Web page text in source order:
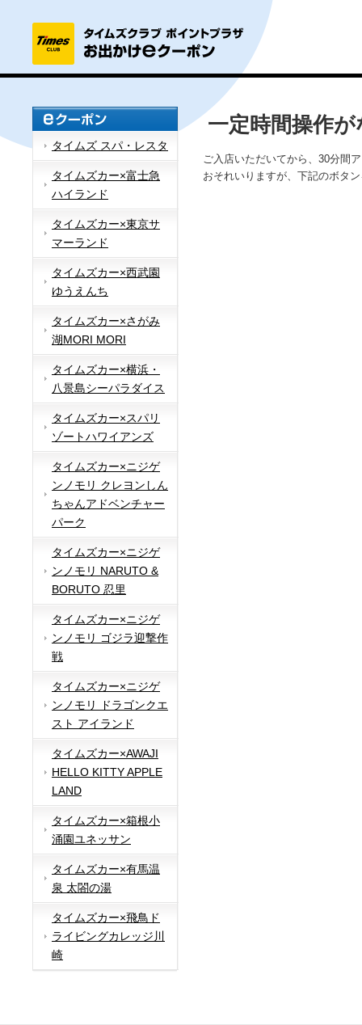
タイムズ スパ・レスタ
タイムズカー×富士急
ハイランド
タイムズカー×東京サ
マーランド
タイムズカー×西武園
ゆうえんち
タイムズカー×さがみ
湖MORI MORI
タイムズカー×横浜・
八景島シーパラダイス
タイムズカー×スパリ
ゾートハワイアンズ
タイムズカー×ニジゲ
ンノモリ クレヨンしん
ちゃんアドベンチャー
パーク
タイムズカー×ニジゲ
ンノモリ NARUTO &
BORUTO 忍里
タイムズカー×ニジゲ
ンノモリ ゴジラ迎撃作
戦
タイムズカー×ニジゲ
ンノモリ ドラゴンクエ
スト アイランド
タイムズカー×AWAJI
HELLO KITTY APPLE
LAND
タイムズカー×箱根小
涌園ユネッサン
タイムズカー×有馬温
泉 太閤の湯
タイムズカー×飛鳥ド
ライビングカレッジ川
崎
一定時間操作
ご入店いただいてから、30分間
おそれいりますが、下記のボタ